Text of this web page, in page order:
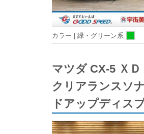
カラー | 緑・グリーン系
マツダ CX-5 Ｘ
クリアランスソ
ドアップディス